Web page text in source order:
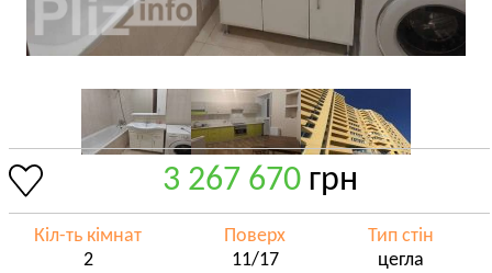
3 267 670 грн
Кіл-ть кімнат
2
Поверх
11/17
Тип стін
цегла